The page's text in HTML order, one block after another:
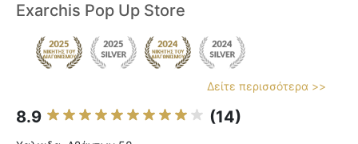
Exarchis Pop Up Store
Δείτε περισσότερα >>
8.9 (14)